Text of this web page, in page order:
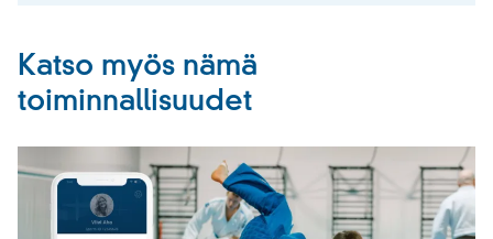
Katso myös nämä
toiminnallisuudet